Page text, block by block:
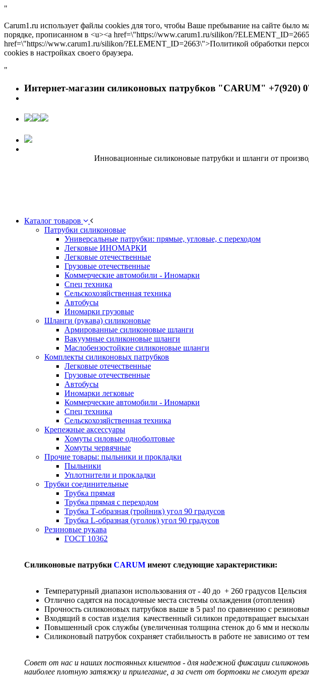
"
Carum1.ru использует файлы cookies для того, чтобы Ваше пребывание на сайте было
порядке, прописанном в <u><a href=\"https://www.carum1.ru/silikon/
href=\"https://www.carum1.ru/silikon/?ELEMENT_ID=2663\">Политикой обработки
cookies в настройках своего браузера.
"
Интернет-магазин силиконовых патрубков "CARUM" +7(920)
Инновационные силиконовые патрубки и шланги от
Каталог товаров
Патрубки силиконовые
Универсальные патрубки: прямые, угловые, с переходом
Легковые ИНОМАРКИ
Легковые отечественные
Грузовые отечественные
Коммерческие автомобили - Иномарки
Спец техника
Сельскохозяйственная техника
Автобусы
Иномарки грузовые
Шланги (рукава) силиконовые
Армированные силиконовые шланги
Вакуумные силиконовые шланги
Маслобензостойкие силиконовые шланги
Комплекты силиконовых патрубков
Легковые отечественные
Грузовые отечественные
Автобусы
Иномарки легковые
Коммерческие автомобили - Иномарки
Спец техника
Сельскохозяйственная техника
Крепежные аксессуары
Хомуты силовые одноболтовые
Хомуты червячные
Прочие товары: пыльники и прокладки
Пыльники
Уплотнители и прокладки
Трубки соединительные
Трубка прямая
Трубка прямая с переходом
Трубка Т-образная (тройник) угол 90 градусов
Трубка L-образная (уголок) угол 90 градусов
Резиновые рукава
ГОСТ 10362
Силиконовые патрубки CARUM имеют следующие характеристики:
Температурный диапазон использования от - 40 до + 260 градусов Цельсия
Отлично садятся на посадочные места системы охлаждения (отопления)
Прочность силиконовых патрубков выше в 5 раз! по сравнению с
Входящий в состав изделия качественный силикон предотвращает
Повышенный срок службы (увеличенная толщина стенок до 6 мм и
Силиконовый патрубок сохраняет стабильность в работе не зависимо от
Совет от нас и наших постоянных клиентов - для надежной фиксации
наиболее плотную затяжку и прилегание, а за счет от бортовки не смогут